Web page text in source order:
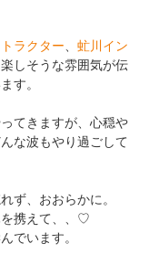
ラクター、 虻川イン
しそうな雰囲気が伝
す。
てきますが、心穏や
な波もやり過ごして
ず、おおらかに。
を携えて、、♡
でいます。